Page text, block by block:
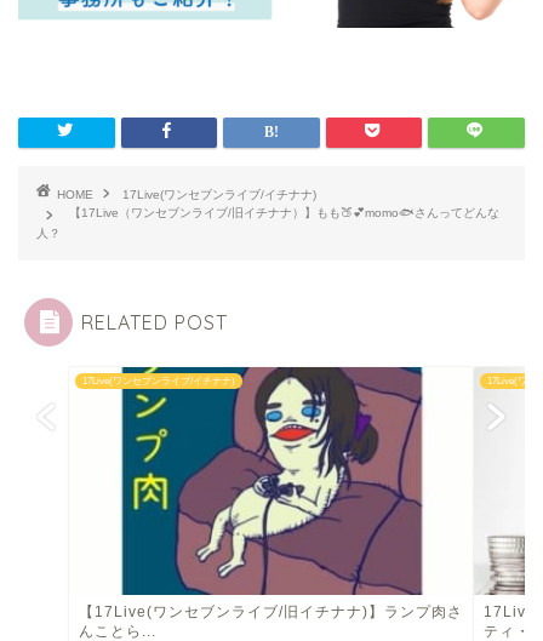
HOME
17Live(ワンセブンライブ/イチナナ)
【17Live（ワンセブンライブ/旧イチナナ）】もも🍑💕momo🐟さんってどんな
人？
RELATED POST
17Live(ワンセブンライブ/イチナナ)
【17Live(ワンセブンライブ/旧イチナナ)】ランプ肉さ
んことら...
17Live(ワン
17Live(
ティ・